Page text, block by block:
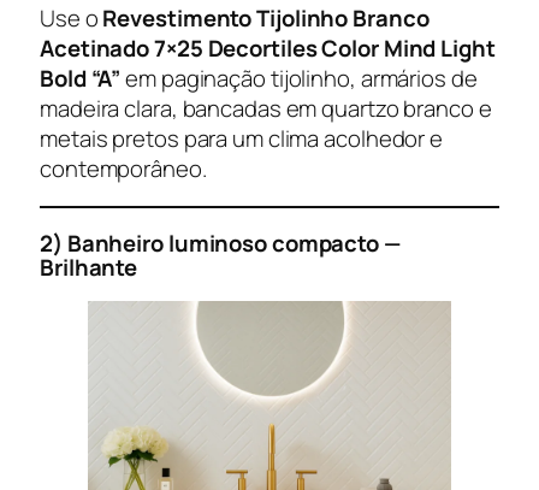
Use oRevestimento Tijolinho Branco
Acetinado 7×25 Decortiles Color Mind Light
Bold “A”em paginação tijolinho, armários de
madeira clara, bancadas em quartzo branco e
metais pretos para um clima acolhedor e
contemporâneo.
2) Banheiro luminoso compacto —
Brilhante